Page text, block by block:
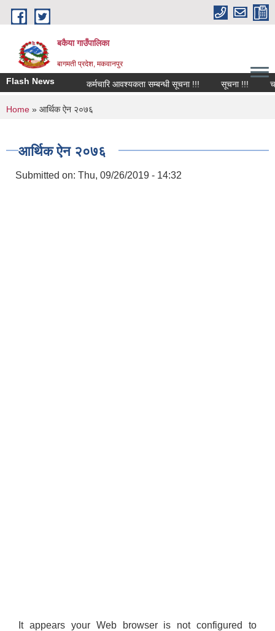
Skip to main content
बकैया गाउँपालिका
बागमती प्रदेश, मकवानपुर
Flash News कर्मचारि आवश्यकता सम्बन्धी सूचना !!! सूचना !!!
You are here
Home » आर्थिक ऐन २०७६
आर्थिक ऐन २०७६
Submitted on: Thu, 09/26/2019 - 14:32
It appears your Web browser is not configured to